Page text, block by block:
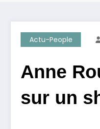
Actu-People
Anne
sur un